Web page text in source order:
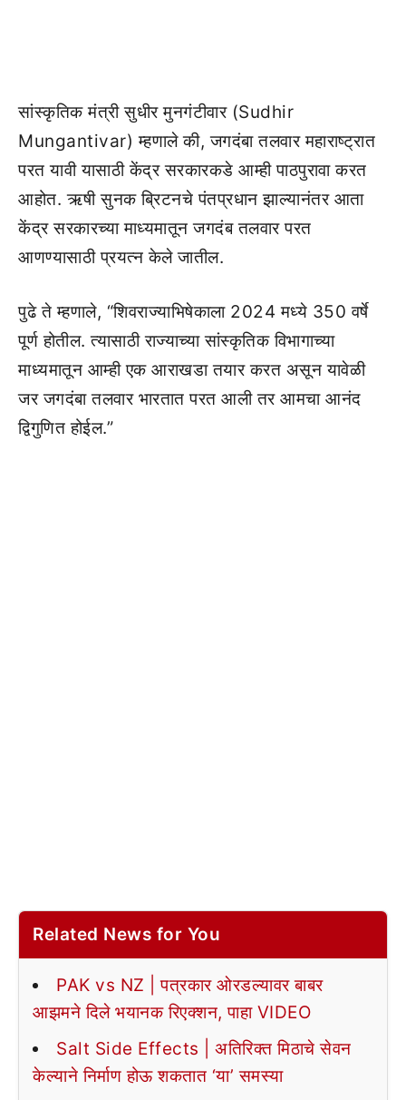
सांस्कृतिक मंत्री सुधीर मुनगंटीवार (Sudhir
Mungantivar) म्हणाले की, जगदंबा तलवार महाराष्ट्रात
परत यावी यासाठी केंद्र सरकारकडे आम्ही पाठपुरावा करत
आहोत. ऋषी सुनक ब्रिटनचे पंतप्रधान झाल्यानंतर आता
केंद्र सरकारच्या माध्यमातून जगदंब तलवार परत
आणण्यासाठी प्रयत्न केले जातील.
पुढे ते म्हणाले, “शिवराज्याभिषेकाला 2024 मध्ये 350 वर्षे
पूर्ण होतील. त्यासाठी राज्याच्या सांस्कृतिक विभागाच्या
माध्यमातून आम्ही एक आराखडा तयार करत असून यावेळी
जर जगदंबा तलवार भारतात परत आली तर आमचा आनंद
द्विगुणित होईल.”
Related News for You
PAK vs NZ | पत्रकार ओरडल्यावर बाबर
आझमने दिले भयानक रिएक्शन, पाहा VIDEO
Salt Side Effects | अतिरिक्त मिठाचे सेवन
केल्याने निर्माण होऊ शकतात ‘या’ समस्या